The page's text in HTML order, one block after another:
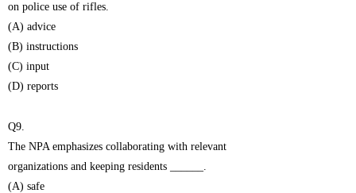
on police use of rifles.
(A) advice
(B) instructions
(C) input
(D) reports
Q9.
The NPA emphasizes collaborating with relevant
organizations and keeping residents ______.
(A) safe